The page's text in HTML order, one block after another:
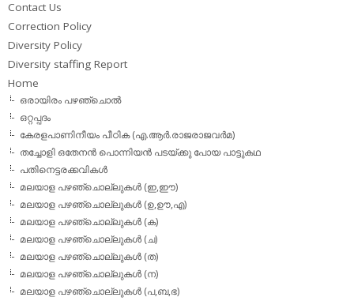
Contact Us
Correction Policy
Diversity Policy
Diversity staffing Report
Home
ഒരായിരം പഴഞ്ചൊല്‍
ഒറ്റപ്പദം
കേരളപാണിനീയം പീഠിക (എ.ആര്‍.രാജരാജവര്‍മ)
തച്ചോളി ഒതേനൻ പൊന്നിയൻ പടയ്‌ക്കു പോയ പാട്ടുകഥ
പതിനെട്ടരക്കവികള്‍
മലയാള പഴഞ്ചൊല്ലുകള്‍ (ഇ,ഈ)
മലയാള പഴഞ്ചൊല്ലുകള്‍ (ഉ,ഊ,എ)
മലയാള പഴഞ്ചൊല്ലുകള്‍ (ക)
മലയാള പഴഞ്ചൊല്ലുകള്‍ (ച)
മലയാള പഴഞ്ചൊല്ലുകള്‍ (ത)
മലയാള പഴഞ്ചൊല്ലുകള്‍ (ന)
മലയാള പഴഞ്ചൊല്ലുകള്‍ (പ,ബ,ഭ)